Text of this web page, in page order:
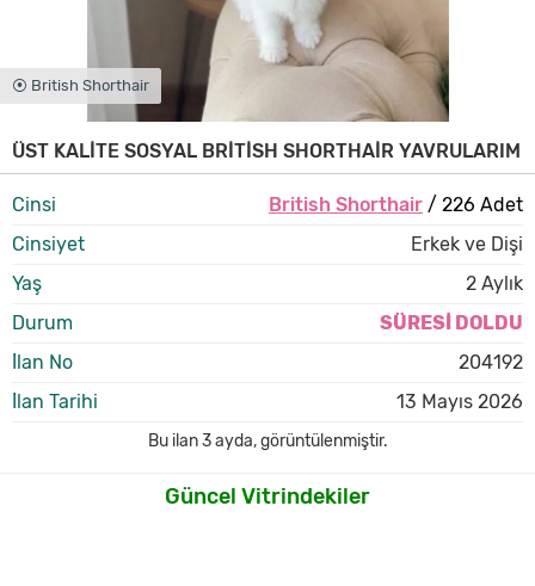
⦿ British Shorthair
ÜST KALİTE SOSYAL BRİTİSH SHORTHAİR YAVRULARIM
Cinsi British Shorthair/ 226 Adet
Cinsiyet
Erkek ve Dişi
Yaş
2 Aylık
Durum
SÜRESİ DOLDU
İlan No
204192
İlan Tarihi
13 Mayıs 2026
Bu ilan3 ayda,görüntülenmiştir.
Güncel Vitrindekiler